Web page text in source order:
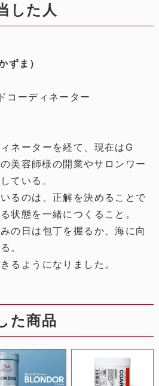
した人
ずま）
コーディネーター
ネーターを経て、現在はG
美容師様の開業やサロンワー
ている。
るのは、正解を決めることで
状態を一緒につくること。
の日は包丁を握るか、海に向
。
るようになりました。
た商品